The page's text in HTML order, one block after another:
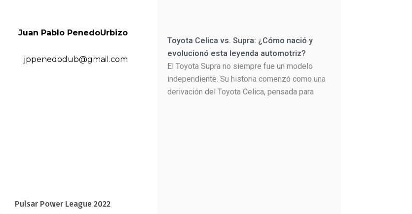
Juan Pablo PenedoUrbizo
jppenedodub@gmail.com
Pulsar Power League 2022
Toyota Celica vs. Supra: ¿Cómo nació y
evolucionó esta leyenda automotriz?
El Toyota Supra no siempre fue un modelo
independiente. Su historia comenzó como una
derivación del Toyota Celica, pensada para